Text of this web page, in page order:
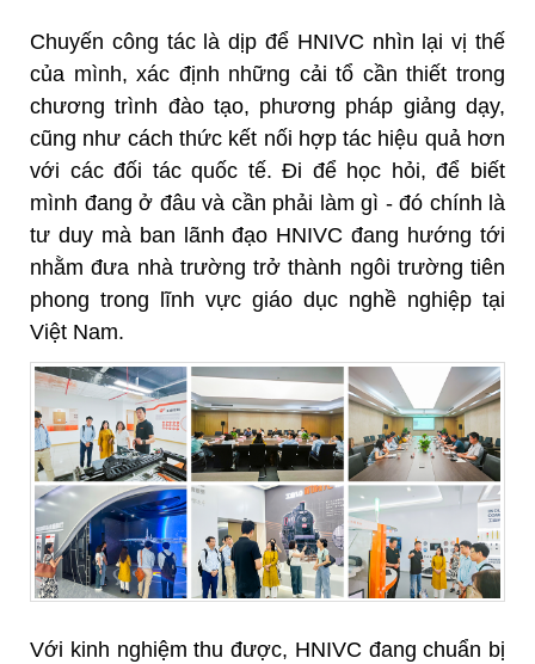
Chuyến công tác là dịp để HNIVC nhìn lại vị thế
của mình, xác định những cải tổ cần thiết trong
chương trình đào tạo, phương pháp giảng dạy,
cũng như cách thức kết nối hợp tác hiệu quả hơn
với các đối tác quốc tế. Đi để học hỏi, để biết
mình đang ở đâu và cần phải làm gì - đó chính là
tư duy mà ban lãnh đạo HNIVC đang hướng tới
nhằm đưa nhà trường trở thành ngôi trường tiên
phong trong lĩnh vực giáo dục nghề nghiệp tại
Việt Nam.
Với kinh nghiệm thu được, HNIVC đang chuẩn bị